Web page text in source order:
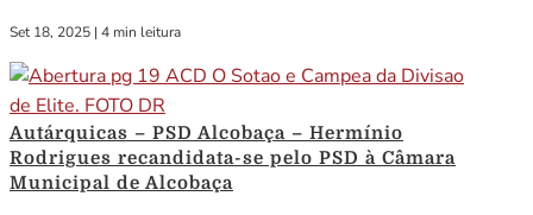
Set 18, 2025 | 4 min leitura
Autárquicas – PSD Alcobaça – Hermínio
Rodrigues recandidata-se pelo PSD à Câmara
Municipal de Alcobaça